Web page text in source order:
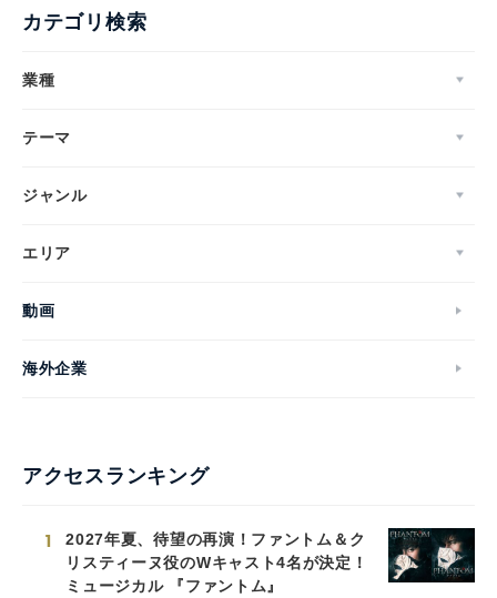
カテゴリ検索
業種
テーマ
ジャンル
エリア
動画
海外企業
アクセスランキング
1
2027年夏、待望の再演！ファントム＆ク
リスティーヌ役のWキャスト4名が決定！
ミュージカル 『ファントム』